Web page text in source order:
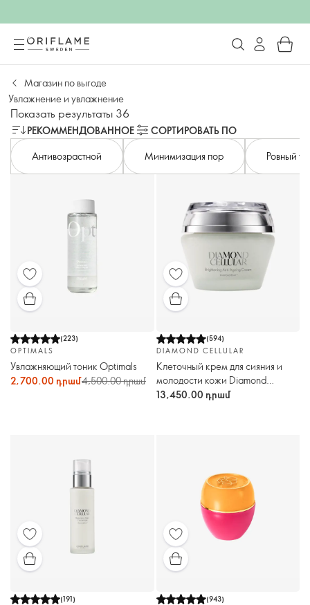
Магазин по выгоде
Увлажнение и увлажнение
Показать результаты 36
РЕКОММЕНДОВАННОЕ
СОРТИРОВАТЬ ПО
Антивозрастной
Минимизация пор Ровный
(223)
OPTIMALS
Увлажняющий тоник Optimals
2,700.00 դրամ4,500.00 դրամ
(594)
DIAMOND CELLULAR
Клеточный крем для сияния и
молодости кожи Diamond
Cellular
13,450.00 դրամ
(191)
(943)